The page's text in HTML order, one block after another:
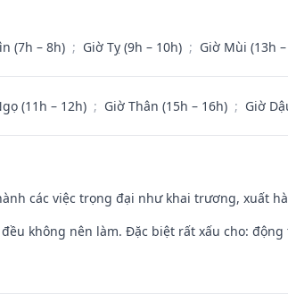
(7h – 8h) ; Giờ Tỵ (9h – 10h) ; Giờ Mùi (13h
(11h – 12h) ; Giờ Thân (15h – 16h) ; Giờ
các việc trọng đại như khai trương, xuất
không nên làm. Đặc biệt rất xấu cho: